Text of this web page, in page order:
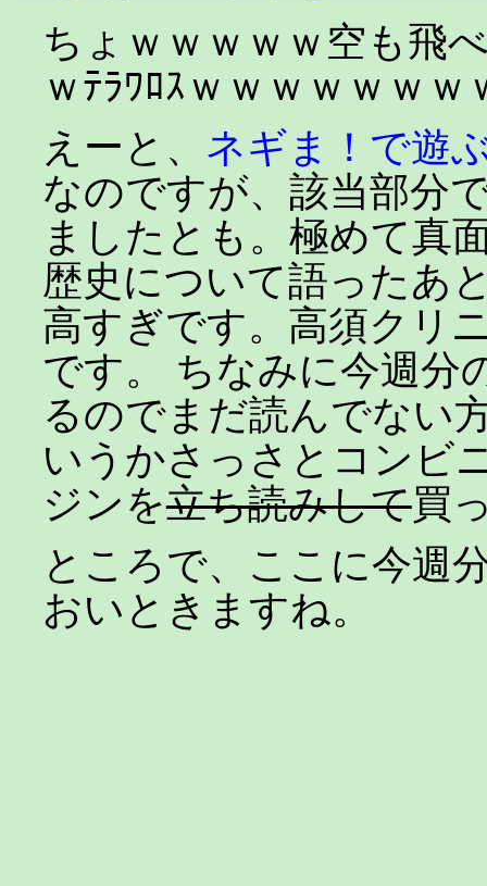
ちょｗｗｗｗｗ空も飛
ｗﾃﾗﾜﾛｽｗｗｗｗｗｗｗ
えーと、 ネギま！で遊
なのですが、該当部分
ましたとも。極めて真
歴史について語ったあ
高すぎです。高須クリ
です。 ちなみに今週分
るのでまだ読んでない
いうかさっさとコンビ
ジンを立ち読みして買
ところで、ここに今週
おいときますね。